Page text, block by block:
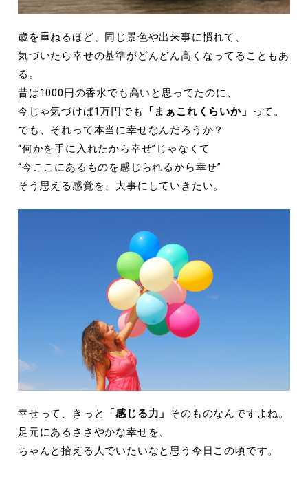
歳を重ねるほど、同じ景色や出来事に慣れて、
気づいたら幸せの基準がどんどん高くなってることもあ
る。
昔は1000円の香水でも高いと思ってたのに、
今じゃ気づけば1万円でも 「まぁこれくらいか」
って。
でも、それって本当に幸せなんだろうか？
“何かを手に入れたから幸せ” じゃなくて
“今ここにあるものを感じられるから幸せ”
そう思える感覚を、大事にしていきたい。
幸せって、きっと 「感じる力」 そのものなんですよね。
足元にあるささやかな幸せを、
ちゃんと拾える人でいたいなと思う今日この頃です。